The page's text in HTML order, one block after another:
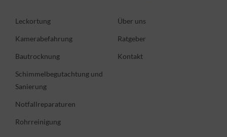
Leckortung
Kamerabefahrung
Bautrocknung
Schimmelbegutachtung und
Sanierung
Notfallreparaturen
Rohrreinigung
Über uns
Ratgeber
Kontakt